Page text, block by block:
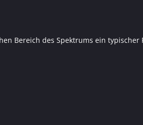
Bereich des Spektrums ein